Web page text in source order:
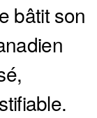
bâtit son